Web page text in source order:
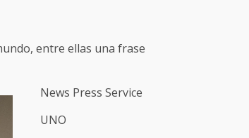
entre ellas una frase
News Press Service
UNO